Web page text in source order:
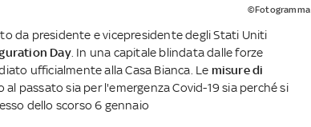
©Fotogramma
da presidente e vicepresidente degli Stati Uniti
Day. In una capitale blindata dalle forze
ufficialmente alla Casa Bianca. Le misure di
passato sia per l'emergenza Covid-19 sia perché si
dello scorso 6 gennaio